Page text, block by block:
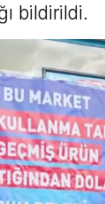
bildirildi.